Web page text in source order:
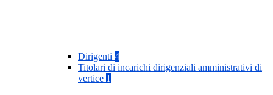
Dirigenti 4
Titolari di incarichi dirigenziali amministrativi di
vertice 1